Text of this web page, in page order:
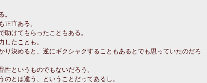
直ある。
けてもらったこともある。
したことも。
り決めると、逆にギクシャクすることもあるとでも思っていたのだろ
というものでもないだろう。
とは違う、ということだってあるし。